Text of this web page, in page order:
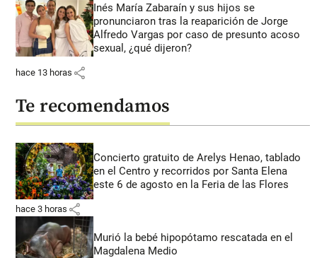
Inés María Zabaraín y sus hijos se
pronunciaron tras la reaparición de Jorge
Alfredo Vargas por caso de presunto acoso
sexual, ¿qué dijeron?
hace 13 horas share
Te recomendamos
Concierto gratuito de Arelys Henao, tablado
en el Centro y recorridos por Santa Elena
este 6 de agosto en la Feria de las Flores
hace 3 horas share
Murió la bebé hipopótamo rescatada en el
Magdalena Medio